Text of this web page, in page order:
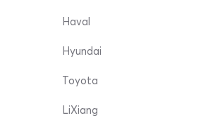
Haval
Hyundai
Toyota
LiXiang